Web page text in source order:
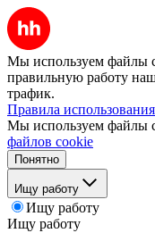
Мы используем файлы
правильную работу
трафик.
Правила
Мы используем файлы
файлов cookie
Понятно
Ищу работу
Ищу работу
Ищу работу